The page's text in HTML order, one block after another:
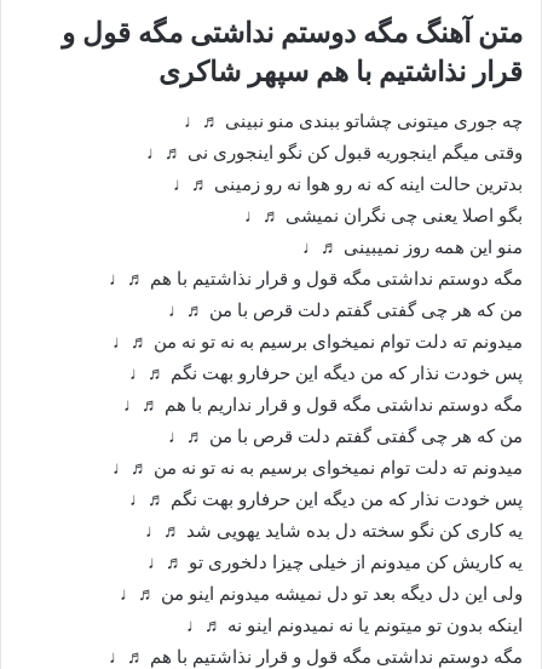
متن آهنگ مگه دوستم نداشتی مگه قول و
قرار نذاشتیم با هم سپهر شاکری
چه جوری میتونی چشاتو ببندی منو نبینی ♬♩
وقتی میگم اینجوریه قبول کن نگو اینجوری نی ♬♩
بدترین حالت اینه که نه رو هوا نه رو زمینی ♬♩
بگو اصلا یعنی چی نگران نمیشی ♬♩
منو این همه روز نمیبینی ♬♩
مگه دوستم نداشتی مگه قول و قرار نذاشتیم با هم ♬♩
من که هر چی گفتی گفتم دلت قرص با من ♬♩
میدونم ته دلت توام نمیخوای برسیم به نه تو نه من ♬♩
پس خودت نذار که من دیگه این حرفارو بهت نگم ♬♩
مگه دوستم نداشتی مگه قول و قرار نداریم با هم ♬♩
من که هر چی گفتی گفتم دلت قرص با من ♬♩
میدونم ته دلت توام نمیخوای برسیم به نه تو نه من ♬♩
پس خودت نذار که من دیگه این حرفارو بهت نگم ♬♩
یه کاری کن نگو سخته دل بده شاید یهویی شد ♬♩
یه کاریش کن میدونم از خیلی چیزا دلخوری تو ♬♩
ولی این دل دیگه بعد تو دل نمیشه میدونم اینو من ♬♩
اینکه بدون تو میتونم یا نه نمیدونم اینو نه ♬♩
مگه دوستم نداشتی مگه قول و قرار نذاشتیم با هم ♬♩